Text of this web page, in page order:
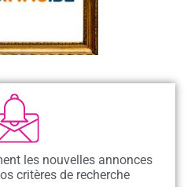
les nouvelles annonces
critères de recherche